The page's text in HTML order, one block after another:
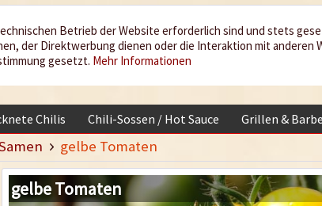
würzen
Leben
Chilis Chili-Sossen / Hot Sauce Grillen &
gelbe Tomaten
gelbe Tomaten
Betrieb der Website erforderlich sind und stets
der Direktwerbung dienen oder die Interaktion mit anderen
gesetzt. Mehr Informationen